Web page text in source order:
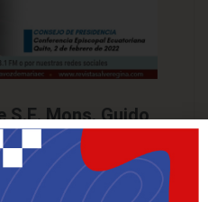
S.E. Mons. Guido